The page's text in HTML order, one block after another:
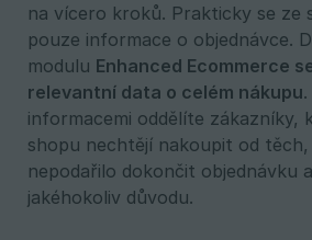
na vícero kroků. Prakticky se ze
pouze informace o objednávce.
modulu Enhanced Ecommerce
relevantní data o celém nákupu
informacemi oddělíte zákazníky,
shopu nechtějí nakoupit od
nepodařilo dokončit objednávku
jakéhokoliv důvodu.